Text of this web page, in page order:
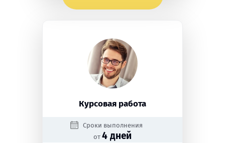
Курсовая работа
Сроки выполнения
от 4 дней